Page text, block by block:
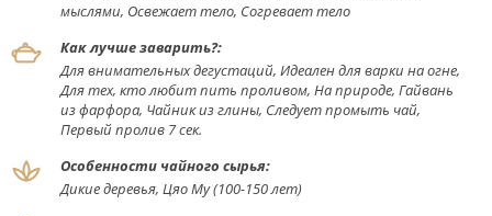
мыслями, Освежает тело, Согревает тело
Как лучше заварить?:
Для внимательных дегустаций, Идеален для варки на огне,
Для тех, кто любит пить проливом, На природе, Гайвань
из фарфора, Чайник из глины, Следует промыть чай,
Первый пролив 7 сек.
Особенности чайного сырья:
Дикие деревья, Цяо Му (100-150 лет)